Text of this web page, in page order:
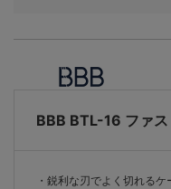
BBB BTL-16 ファ
・鋭利な刃でよく切れるケ